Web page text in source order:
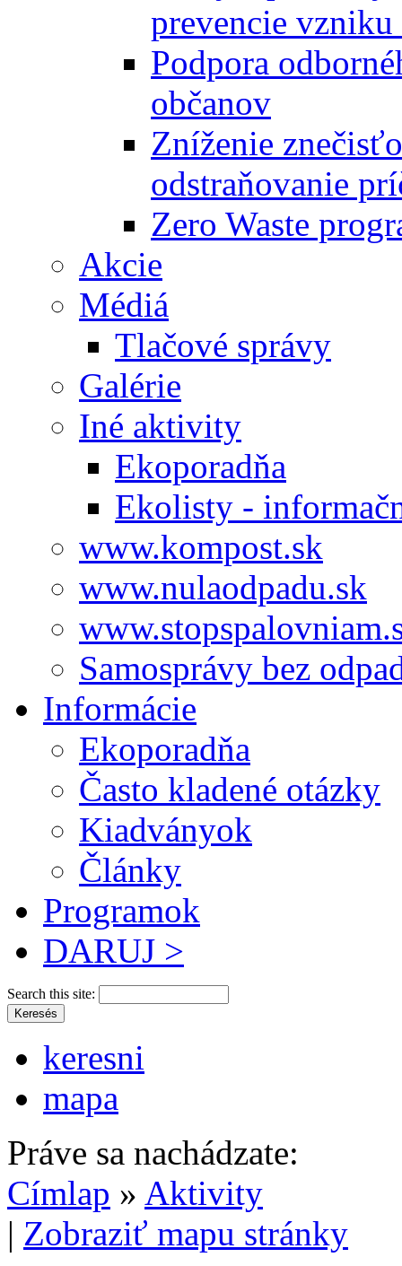
prevencie vzniku
Podpora
občanov
Zníženie
odstraňovanie
Zero Waste
Akcie
Médiá
Tlačové správy
Galérie
Iné aktivity
Ekoporadňa
Ekolisty -
www.kompost.sk
www.nulaodpadu.sk
Samosprávy bez
Informácie
Ekoporadňa
Často kladené otázky
Kiadványok
Články
Programok
DARUJ >
Search this site:
keresni
mapa
Práve sa nachádzate:
Címlap » Aktivity
| Zobraziť mapu stránky